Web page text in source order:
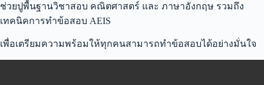
ช่วยปูพื้นฐานวิชาสอบ คณิตศาสตร์ และ ภาษาอังกฤษ รวมถึง
เทคนิคการทำข้อสอบ AEIS
เพื่อเตรียมความพร้อมให้ทุกคนสามารถทำข้อสอบได้อย่างมั่นใจ